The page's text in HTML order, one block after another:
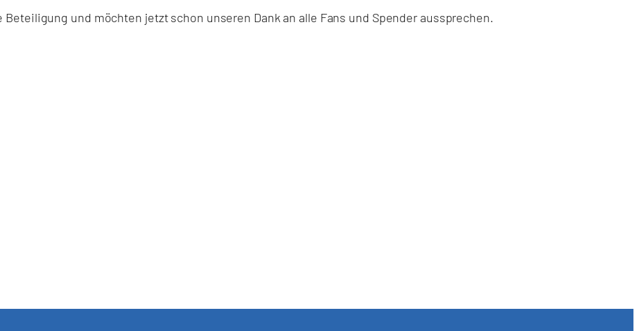
und möchten jetzt schon unseren Dank an alle Fans und Spender aussprechen.